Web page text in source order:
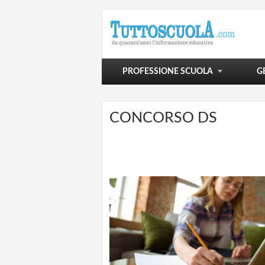
PROFESSIONE SCUOLA
POLITICA SCOLASTICA
VIVERE LA SCUOLA
SCUOLA E OLTRE
CONCORSO DS